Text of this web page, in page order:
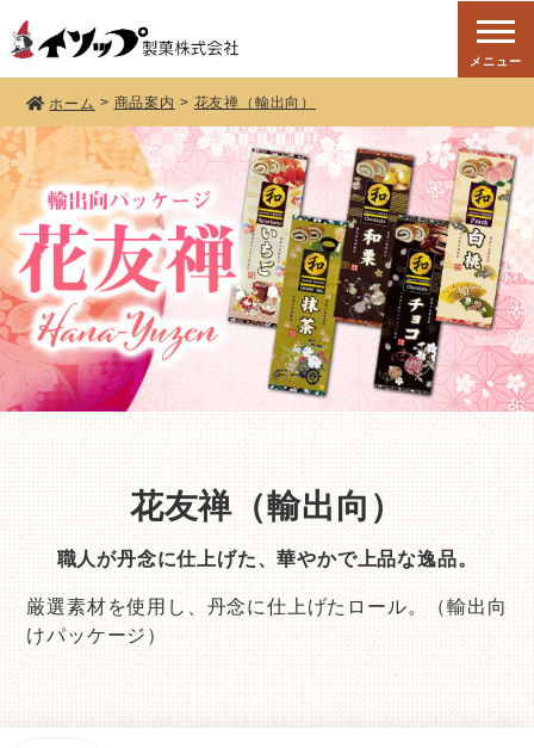
メニュー
ホーム 商品案内 花友禅（輸出向）
花友禅（輸出向）
職人が丹念に仕上げた、華やかで上品な逸品。
厳選素材を使用し、丹念に仕上げたロール。（輸出向
けパッケージ）